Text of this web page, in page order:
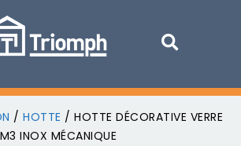
/ HOTTE / HOTTE DÉCORATIVE VERRE
INOX MÉCANIQUE